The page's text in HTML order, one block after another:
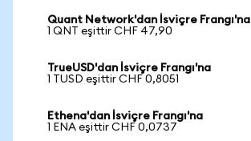
Quant Network'dan İsviçre Frangı'na
1 QNT eşittir CHF 47,90
TrueUSD'dan İsviçre Frangı'na
1 TUSD eşittir CHF 0,8051
Ethena'dan İsviçre Frangı'na
1 ENA eşittir CHF 0,0737